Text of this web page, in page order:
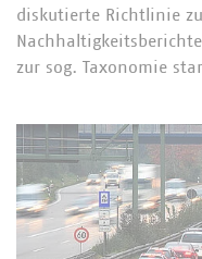
diskutierte Richtlinie
zur sog. Taxonomie